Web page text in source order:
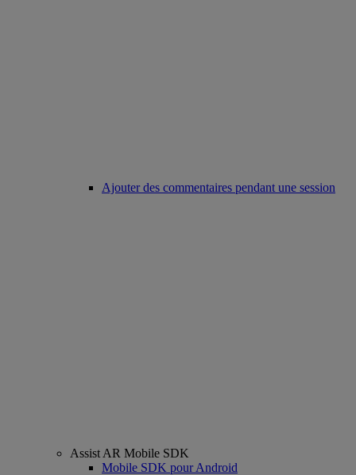
Ajouter des commentaires pendant une session
Assist AR Mobile SDK
Mobile SDK pour Android